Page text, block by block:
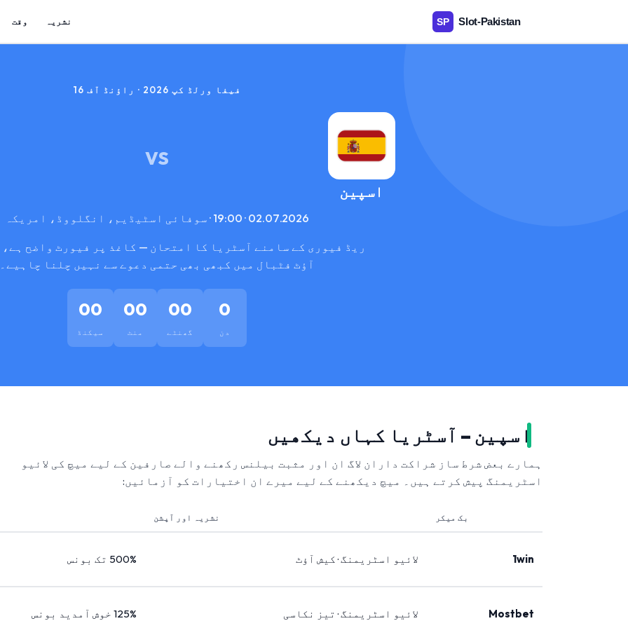
نشریہ وقت
فیفا ورلڈ کپ 2026 · راؤنڈ آف 16
اسپین
VS
02.07.2026 · 19:00 · سوفائی اسٹیڈیم، انگلووڈ، امریکہ
ریڈ فیوری کے سامنے آسٹریا کا امتحان — کاغذ پر فیورٹ واضح
آؤٹ فٹبال میں کبھی بھی حتمی دعوے سے نہیں چلنا چاہیے۔
0
دن
00
گھنٹے
00
منٹ
00
سیکنڈ
اسپین – آسٹریا کہاں دیکھیں
ہمارے بعض شرط ساز شراکت داران لاگ ان اور مثبت بیلنس رکھنے والے صارفین کے لیے میچ کی لائیو
اسٹریمنگ پیش کرتے ہیں۔ میچ دیکھنے کے لیے میرے ان اختیارات کو آزمائیں:
بک میکر نشریہ اور آپشن
1win لائیو اسٹریمنگ · کیش آؤٹ 500% تک بونس
Mostbet لائیو اسٹریمنگ · تیز نکاسی 125% خوش آمدید بونس